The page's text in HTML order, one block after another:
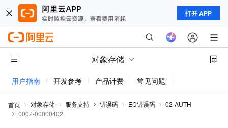
打开 APP
对象存储
用户指南 开发参考 产品计费 常见问题
首页 对象存储 服务支持 错误码 EC错误码
02-AUTH
0002-00000402